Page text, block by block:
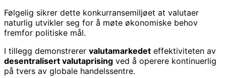
Følgelig sikrer dette konkurransemiljøet at valutaer
naturlig utvikler seg for å møte økonomiske behov
fremfor politiske mål.
I tillegg demonstrerer valutamarkedet effektiviteten av
desentralisert valutaprising ved å operere kontinuerlig
på tvers av globale handelssentre.